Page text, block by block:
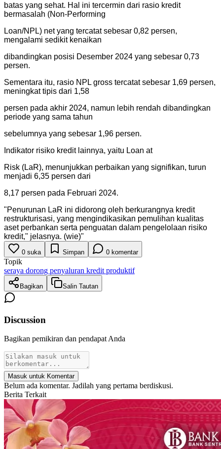
batas yang sehat. Hal ini tercermin dari rasio kredit
bermasalah (Non-Performing
Loan/NPL) net yang tercatat sebesar 0,82 persen,
mengalami sedikit kenaikan
dibandingkan posisi Desember 2024 yang sebesar 0,73
persen.
Sementara itu, rasio NPL gross tercatat sebesar 1,69 persen,
meningkat tipis dari 1,58
persen pada akhir 2024, namun lebih rendah dibandingkan
periode yang sama tahun
sebelumnya yang sebesar 1,96 persen.
Indikator risiko kredit lainnya, yaitu Loan at
Risk (LaR), menunjukkan perbaikan yang signifikan, turun
menjadi 6,35 persen dari
8,17 persen pada Februari 2024.
"Penurunan LaR ini didorong oleh berkurangnya kredit
restrukturisasi, yang mengindikasikan pemulihan kualitas
aset perbankan serta penguatan dalam pengelolaan risiko
kredit," jelasnya. (wie)"
0 suka Simpan 0 komentar
Topik
seraya dorong penyaluran kredit produktif
Bagikan Salin Tautan
Discussion
Bagikan pemikiran dan pendapat Anda
Masuk untuk Komentar
Belum ada komentar. Jadilah yang pertama berdiskusi.
Berita Terkait